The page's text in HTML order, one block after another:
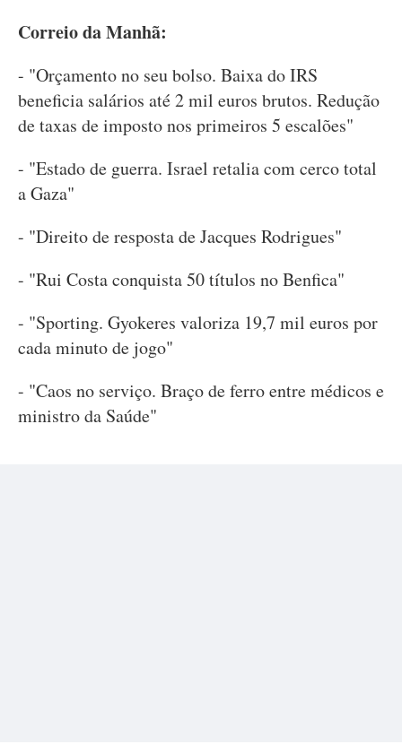
Correio da Manhã:
- "Orçamento no seu bolso. Baixa do IRS
beneficia salários até 2 mil euros brutos. Redução
de taxas de imposto nos primeiros 5 escalões"
- "Estado de guerra. Israel retalia com cerco total
a Gaza"
- "Direito de resposta de Jacques Rodrigues"
- "Rui Costa conquista 50 títulos no Benfica"
- "Sporting. Gyokeres valoriza 19,7 mil euros por
cada minuto de jogo"
- "Caos no serviço. Braço de ferro entre médicos e
ministro da Saúde"